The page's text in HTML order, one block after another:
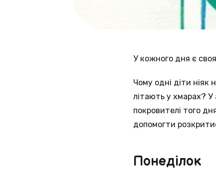
У кожного дня є
Чому одні діти ніяк
літають у хмарах? У
покровителі того
допомогти
Понеділок